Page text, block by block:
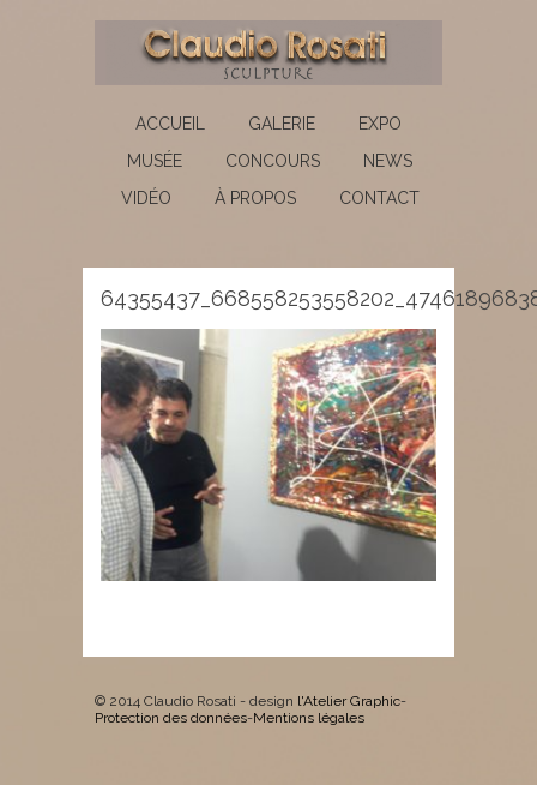
ACCUEIL GALERIE
EXPO
MUSÉE
CONCOURS
NEWS
VIDÉO
À PROPOS CONTACT
© 2014 Claudio Rosati - design l'Atelier Graphic-
Protection des données-Mentions légales